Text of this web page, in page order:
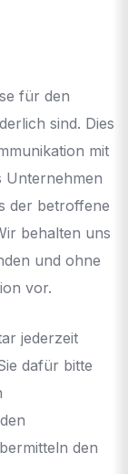
für den
sind. Dies
mit
Unternehmen
der betroffene
behalten uns
und ohne
vor.
jederzeit
dafür bitte
den